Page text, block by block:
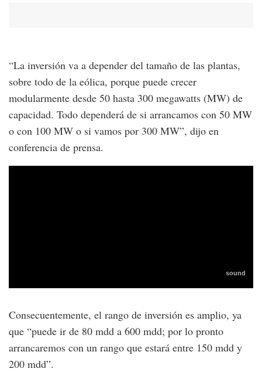
“La inversión va a depender del tamaño de las plantas,
sobre todo de la eólica, porque puede crecer
modularmente desde 50 hasta 300 megawatts (MW) de
capacidad. Todo dependerá de si arrancamos con 50 MW
o con 100 MW o si vamos por 300 MW”, dijo en
conferencia de prensa.
Consecuentemente, el rango de inversión es amplio, ya
que “puede ir de 80 mdd a 600 mdd; por lo pronto
arrancaremos con un rango que estará entre 150 mdd y
200 mdd”.